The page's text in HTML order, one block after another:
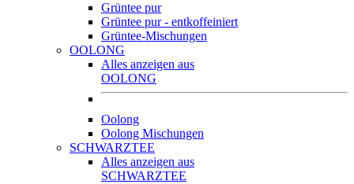
Grüntee pur
Grüntee pur - entkoffeiniert
Grüntee-Mischungen
OOLONG
Alles anzeigen aus
OOLONG
Oolong
Oolong Mischungen
SCHWARZTEE
Alles anzeigen aus
SCHWARZTEE